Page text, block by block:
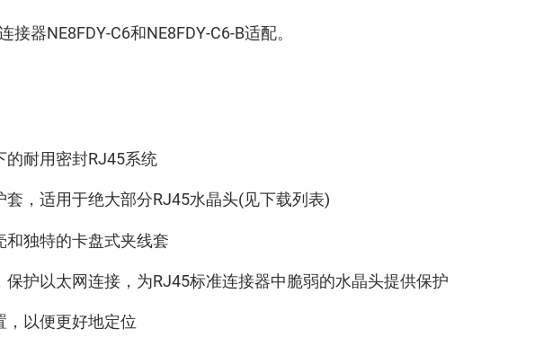
器NE8FDY-C6和NE8FDY-C6-B适配。
的耐用密封RJ45系统
套，适用于绝大部分RJ45水晶头(见下载列表)
和独特的卡盘式夹线套
保护以太网连接，为RJ45标准连接器中脆弱的水晶头提供保护
，以便更好地定位